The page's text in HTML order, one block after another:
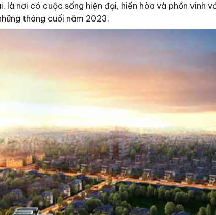
là nơi có cuộc sống hiện đại, hiền hòa và phồn
tháng cuối năm 2023.